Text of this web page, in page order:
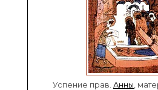
Успение прав. Анны,